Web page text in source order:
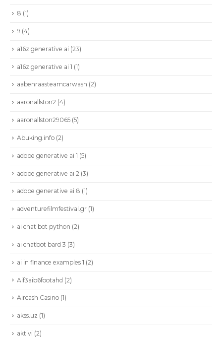
8 (1)
9 (4)
a16z generative ai (23)
a16z generative ai 1 (1)
aabenraasteamcarwash (2)
aaronallston2 (4)
aaronallston29065 (5)
Abuking.info (2)
adobe generative ai 1 (5)
adobe generative ai 2 (3)
adobe generative ai 8 (1)
adventurefilmfestival.gr (1)
ai chat bot python (2)
ai chatbot bard 3 (3)
ai in finance examples 1 (2)
Aif3aib6footahd (2)
Aircash Casino (1)
akss.uz (1)
aktivi (2)